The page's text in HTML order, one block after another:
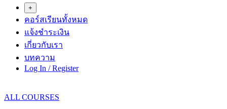
+
คอร์สเรียนทั้งหมด
แจ้งชำระเงิน
เกี่ยวกับเรา
บทความ
Log In / Register
ALL COURSES